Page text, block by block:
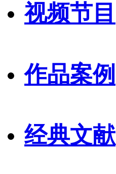
视频节目
作品案例
经典文献